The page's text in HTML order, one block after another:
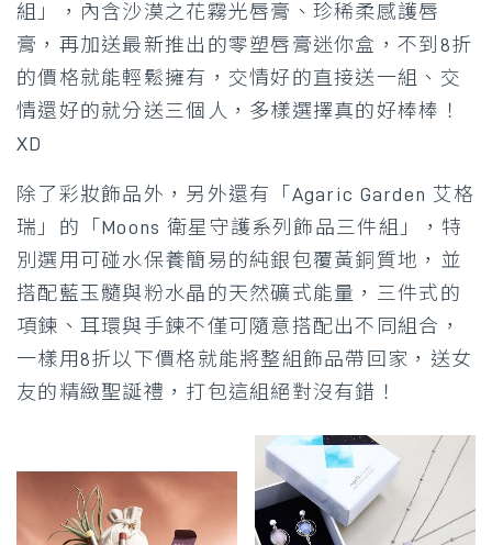
組」，內含沙漠之花霧光唇膏、珍稀柔感護唇
膏，再加送最新推出的零塑唇膏迷你盒，不到8折
的價格就能輕鬆擁有，交情好的直接送一組、交
情還好的就分送三個人，多樣選擇真的好棒棒！
XD
除了彩妝飾品外，另外還有「Agaric Garden 艾格
瑞」的「Moons 衛星守護系列飾品三件組」，特
別選用可碰水保養簡易的純銀包覆黃銅質地，並
搭配藍玉髓與粉水晶的天然礦式能量，三件式的
項鍊、耳環與手鍊不僅可隨意搭配出不同組合，
一樣用8折以下價格就能將整組飾品帶回家，送女
友的精緻聖誕禮，打包這組絕對沒有錯！